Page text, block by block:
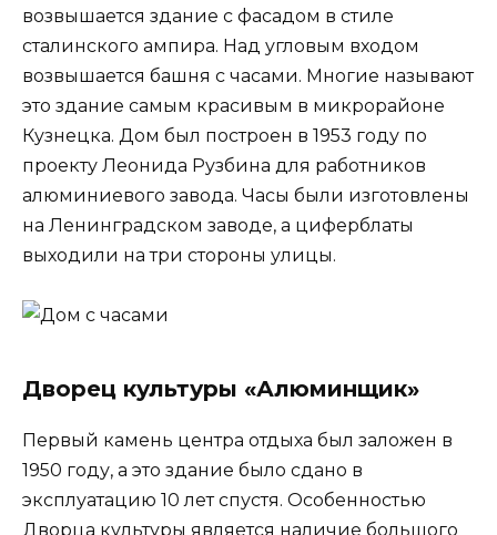
возвышается здание с фасадом в стиле
сталинского ампира. Над угловым входом
возвышается башня с часами. Многие называют
это здание самым красивым в микрорайоне
Кузнецка. Дом был построен в 1953 году по
проекту Леонида Рузбина для работников
алюминиевого завода. Часы были изготовлены
на Ленинградском заводе, а циферблаты
выходили на три стороны улицы.
Дворец культуры «Алюминщик»
Первый камень центра отдыха был заложен в
1950 году, а это здание было сдано в
эксплуатацию 10 лет спустя. Особенностью
Дворца культуры является наличие большого